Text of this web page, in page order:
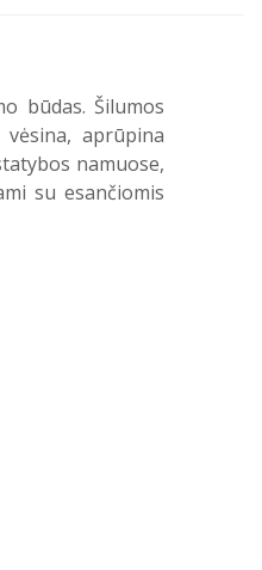
būdas. Šilumos
aprūpina
namuose,
su esančiomis